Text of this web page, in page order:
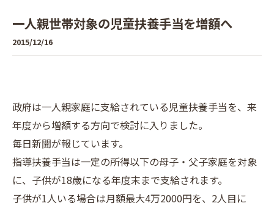
一人親世帯対象の児童扶養手当を増額へ
2015/12/16
政府は一人親家庭に支給されている児童扶養手当を、来
年度から増額する方向で検討に入りました。
毎日新聞が報じています。
指導扶養手当は一定の所得以下の母子・父子家庭を対象
に、子供が18歳になる年度末まで支給されます。
子供が1人いる場合は月額最大4万2000円を、2人目に